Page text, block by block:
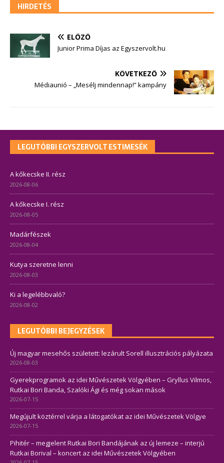
HIRDETÉS
ELŐZŐ
Junior Prima Díjas az Egyszervolt.hu
KÖVETKEZŐ
Médiaunió – „Mesélj mindennap!” kampány
LEGUTÓBBI EGYSZERVOLT ESTIMESÉK
A kőkecske II. rész
2026-08-06
A kőkecske I. rész
2026-08-05
Madárfészek
2026-08-04
Kutya szeretne lenni
2026-08-03
Ki a legelébbvaló?
2026-08-02
LEGUTÓBBI BEJEGYZÉSEK
Új magyar mesehős született: lezárult Sorell illusztrációs pályázata
2026-08-03
Gyerekprogramok az idei Művészetek Völgyében – Gryllus Vilmos,
Rutkai Bori Banda, Szalóki Ági és még sokan mások
2026-07-15
Megújult köztérrel várja a látogatókat az idei Művészetek Völgye
2026-07-15
Pihitér – megjelent Rutkai Bori Bandájának az új lemeze – interjú
Rutkai Borival – koncert az idei Művészetek Völgyében